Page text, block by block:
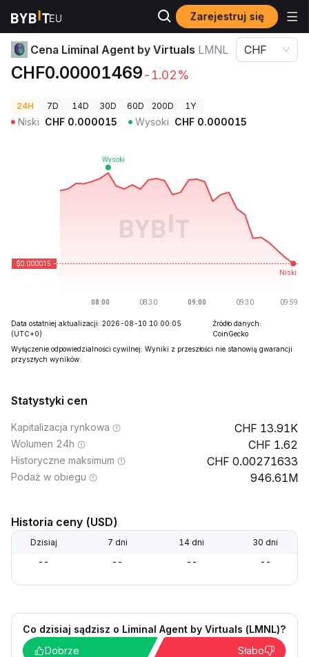
Zarejestruj się
Ceny kryptowalut Cena Liminal Agent by Virtuals LMNL
Cena Liminal Agent by Virtuals LMNL
CHF0.00001469-1.02%
CHF
24H 7D 14D 30D 60D 200D 1Y
Niski CHF 0.000015 Wysoki CHF 0.000015
Data ostatniej aktualizacji: 2026-08-10 10:00:05
(UTC+0)
Źródło danych:
CoinGecko
Wyłączenie odpowiedzialności cywilnej: Wyniki z przeszłości nie stanowią gwarancji
przyszłych wyników.
Statystyki cen
Kapitalizacja rynkowa 13.91K
Wolumen 24h 1.62
Historyczne maksimum 0.00271633
Podaż w obiegu 946.61M
Historia ceny (USD)
Dzisiaj 7 dni 14 dni 30 dni
-- -- -- --
Co dzisiaj sądzisz o Liminal Agent by Virtuals (LMNL)?
Dobrze
Słabo